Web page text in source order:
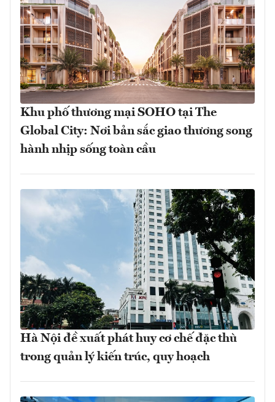
Khu phố thương mại SOHO tại The
Global City: Nơi bản sắc giao thương song
hành nhịp sống toàn cầu
Hà Nội đề xuất phát huy cơ chế đặc thù
trong quản lý kiến trúc, quy hoạch